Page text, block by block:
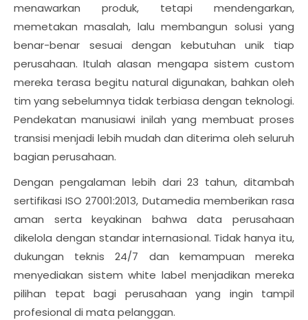
menawarkan produk, tetapi mendengarkan,
memetakan masalah, lalu membangun solusi yang
benar-benar sesuai dengan kebutuhan unik tiap
perusahaan. Itulah alasan mengapa sistem custom
mereka terasa begitu natural digunakan, bahkan oleh
tim yang sebelumnya tidak terbiasa dengan teknologi.
Pendekatan manusiawi inilah yang membuat proses
transisi menjadi lebih mudah dan diterima oleh seluruh
bagian perusahaan.
Dengan pengalaman lebih dari 23 tahun, ditambah
sertifikasi ISO 27001:2013, Dutamedia memberikan rasa
aman serta keyakinan bahwa data perusahaan
dikelola dengan standar internasional. Tidak hanya itu,
dukungan teknis 24/7 dan kemampuan mereka
menyediakan sistem white label menjadikan mereka
pilihan tepat bagi perusahaan yang ingin tampil
profesional di mata pelanggan.